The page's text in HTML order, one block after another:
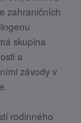
zahraničních
skupina
a
závody v
rodinného